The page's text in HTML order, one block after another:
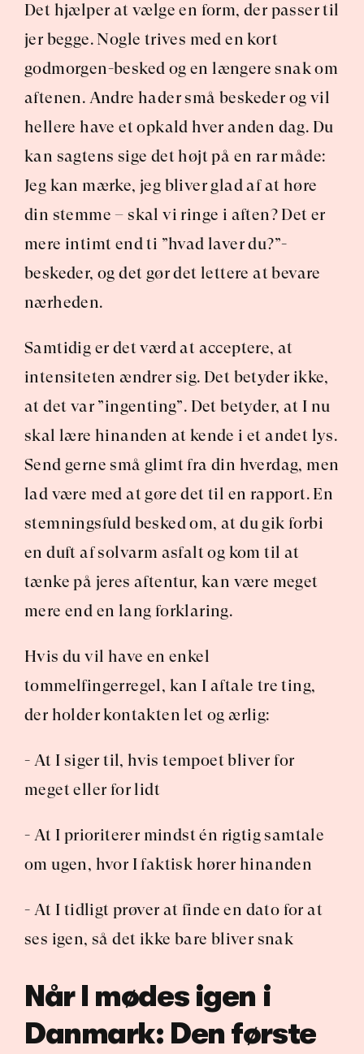
Det hjælper at vælge en form, der passer til
jer begge. Nogle trives med en kort
godmorgen-besked og en længere snak om
aftenen. Andre hader små beskeder og vil
hellere have et opkald hver anden dag. Du
kan sagtens sige det højt på en rar måde:
Jeg kan mærke, jeg bliver glad af at høre
din stemme – skal vi ringe i aften? Det er
mere intimt end ti ”hvad laver du?”-
beskeder, og det gør det lettere at bevare
nærheden.
Samtidig er det værd at acceptere, at
intensiteten ændrer sig. Det betyder ikke,
at det var ”ingenting”. Det betyder, at I nu
skal lære hinanden at kende i et andet lys.
Send gerne små glimt fra din hverdag, men
lad være med at gøre det til en rapport. En
stemningsfuld besked om, at du gik forbi
en duft af solvarm asfalt og kom til at
tænke på jeres aftentur, kan være meget
mere end en lang forklaring.
Hvis du vil have en enkel
tommelfingerregel, kan I aftale tre ting,
der holder kontakten let og ærlig:
- At I siger til, hvis tempoet bliver for
meget eller for lidt
- At I prioriterer mindst én rigtig samtale
om ugen, hvor I faktisk hører hinanden
- At I tidligt prøver at finde en dato for at
ses igen, så det ikke bare bliver snak
Når I mødes igen i
Danmark: Den første